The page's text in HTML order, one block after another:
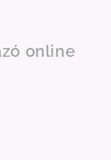
online